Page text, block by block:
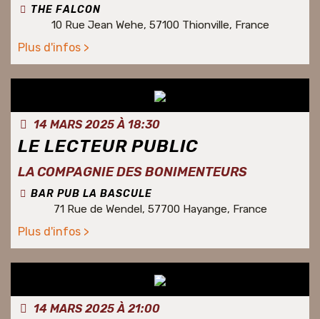
THE FALCON
10 Rue Jean Wehe, 57100 Thionville, France
Plus d'infos >
14 MARS 2025 À 18:30
LE LECTEUR PUBLIC
LA COMPAGNIE DES BONIMENTEURS
BAR PUB LA BASCULE
71 Rue de Wendel, 57700 Hayange, France
Plus d'infos >
14 MARS 2025 À 21:00